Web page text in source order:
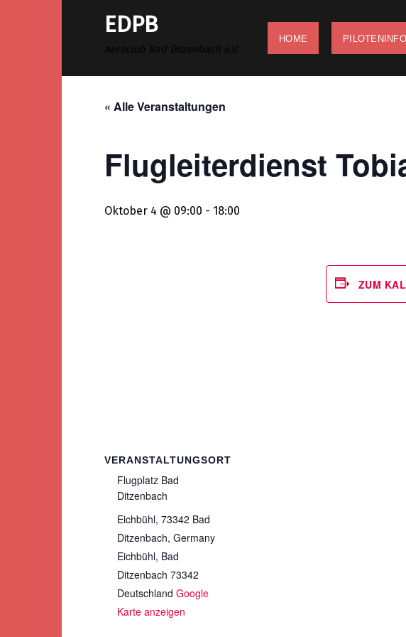
springen
EDPB
Aeroclub Bad Ditzenbach e.V.
HOME PILOTENINFO
« Alle Veranstaltungen
Flugleiterdienst
Oktober 4 @ 09:00 - 18:00
ZUM
VERANSTALTUNGSORT
Flugplatz Bad
Ditzenbach
Eichbühl, 73342 Bad
Ditzenbach, Germany
Eichbühl, Bad
Ditzenbach 73342
Deutschland Google
Karte anzeigen